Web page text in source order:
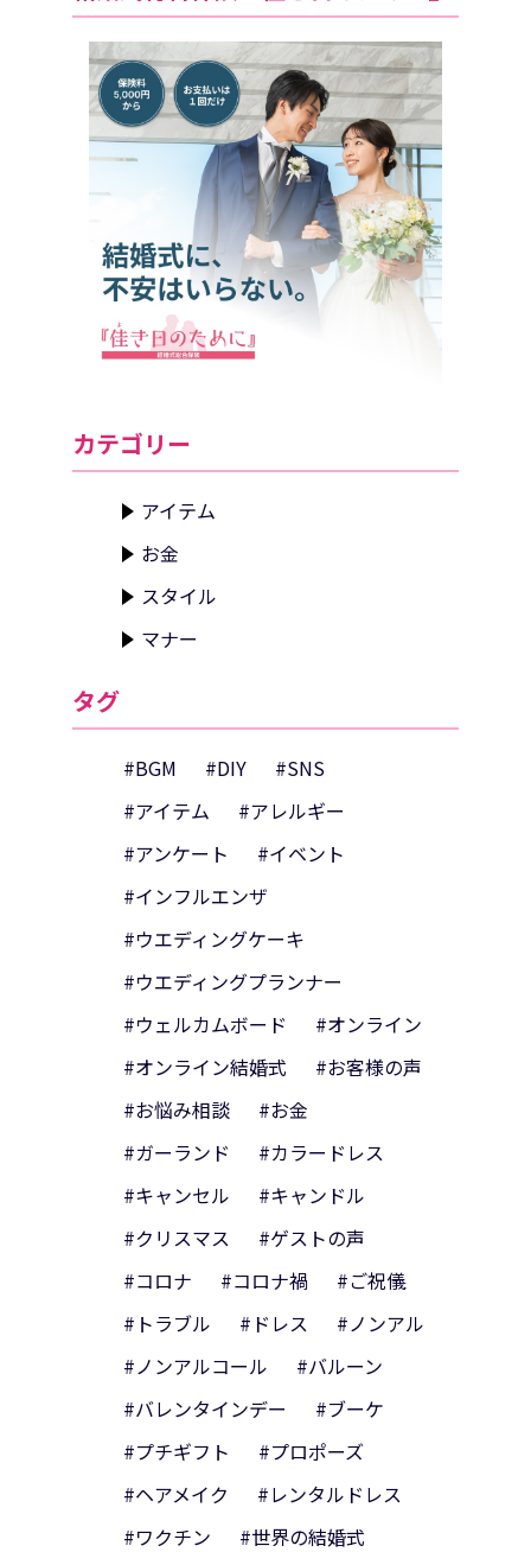
カテゴリー
アイテム
お金
スタイル
マナー
タグ
#BGM #DIY
#SNS
#アイテム
#アレルギー
#アンケート
#イベント
#インフルエンザ
#ウエディングケーキ
#ウエディングプランナー
#ウェルカムボード
#オンライン
#オンライン結婚式
#お客様の声
#お悩み相談
#お金
#ガーランド
#カラードレス
#キャンセル
#キャンドル
#クリスマス
#ゲストの声
#コロナ
#コロナ禍
#ご祝儀
#トラブル
#ドレス
#ノンアル
#ノンアルコール
#バルーン
#バレンタインデー
#ブーケ
#プチギフト
#プロポーズ
#ヘアメイク
#レンタルドレス
#ワクチン
#世界の結婚式